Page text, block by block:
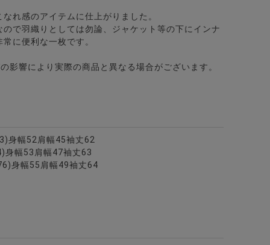
カラージャケット/全3色
ツ/全3色
タンシャツ/全2色
れ感のアイテムに仕上がりました。
で羽織りとしては勿論、ジャケット等の下にインナ
に便利な一枚です。
影響により実際の商品と異なる場合がございます。
身幅52肩幅45袖丈62
幅53肩幅47袖丈63
身幅55肩幅49袖丈64